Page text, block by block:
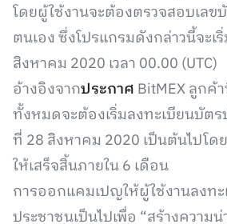
โดยผู้ใช้งานจะต้องตรวจสอบเลข
ตนเอง ซึ่งโปรแกรมดังกล่าวนี้จะเ
สิงหาคม 2020 เวลา 00.00 (UTC)
อ้างอิงจากประกาศ BitMEX ลูกค้
ทั้งหมดจะต้องเริ่มลงทะเบียนบัต
ที่ 28 สิงหาคม 2020 เป็นต้นไปโด
ให้เสร็จสิ้นภายใน 6 เดือน
การออกแคมเปญให้ผู้ใช้งานลงท
ประชาชนเป็นไปเพื่อ “สร้างความ